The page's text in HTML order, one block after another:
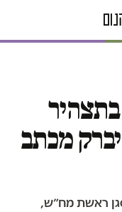
מכתב
ראשת מח״ש,